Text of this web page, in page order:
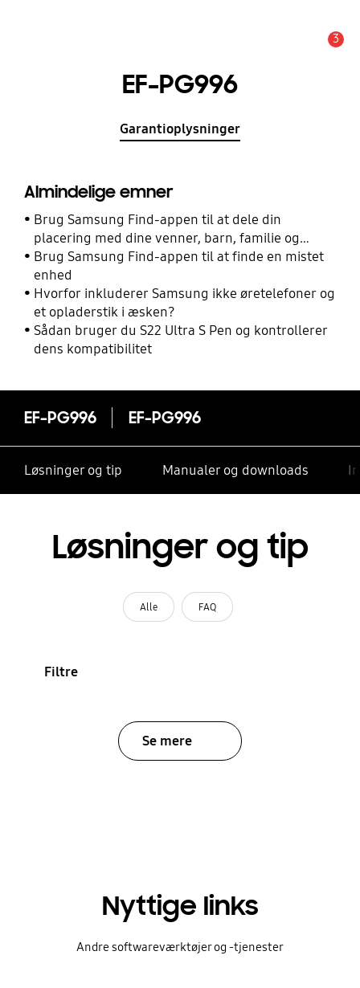
3
EF-PG996
Garantioplysninger
Almindelige emner
Brug Samsung Find-appen til at dele din
placering med dine venner, barn, familie og
andre kontakter
Brug Samsung Find-appen til at finde en mistet
enhed
Hvorfor inkluderer Samsung ikke øretelefoner og
et opladerstik i æsken?
Sådan bruger du S22 Ultra S Pen og kontrollerer
dens kompatibilitet
EF-PG996 EF-PG996
Løsninger og tip Manualer og downloads
Løsninger og tip
Alle FAQ
Filtre
Se mere
Nyttige links
Andre softwareværktøjer og -tjenester